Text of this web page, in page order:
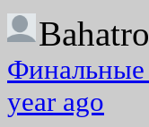
Финальные
year ago